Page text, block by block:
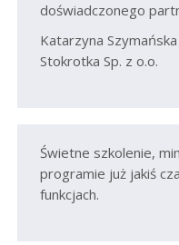
doświadczonego
Katarzyna Szymańska
Stokrotka Sp. z o.o.
Świetne szkolenie,
programie już jakiś
funkcjach.